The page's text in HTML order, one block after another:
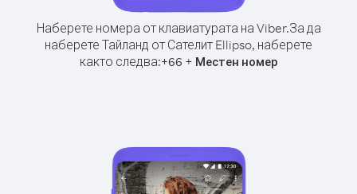
Наберете номера от клавиатурата на Viber.За да
наберете Тайланд от Сателит Ellipso, наберете
както следва:+66 + Местен номер